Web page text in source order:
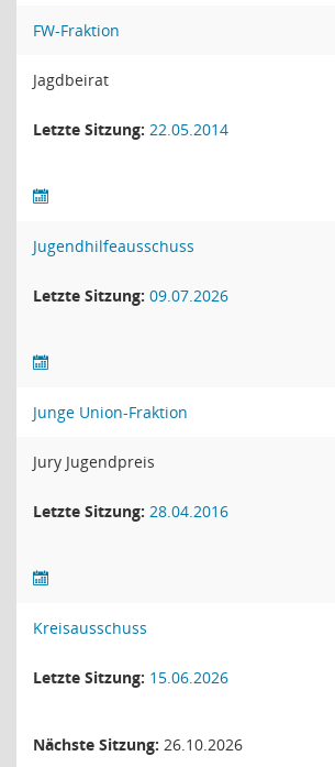
FW-Fraktion
Jagdbeirat
Letzte Sitzung: 22.05.2014
Jugendhilfeausschuss
Letzte Sitzung: 09.07.2026
Junge Union-Fraktion
Jury Jugendpreis
Letzte Sitzung: 28.04.2016
Kreisausschuss
Letzte Sitzung: 15.06.2026
Nächste Sitzung: 26.10.2026